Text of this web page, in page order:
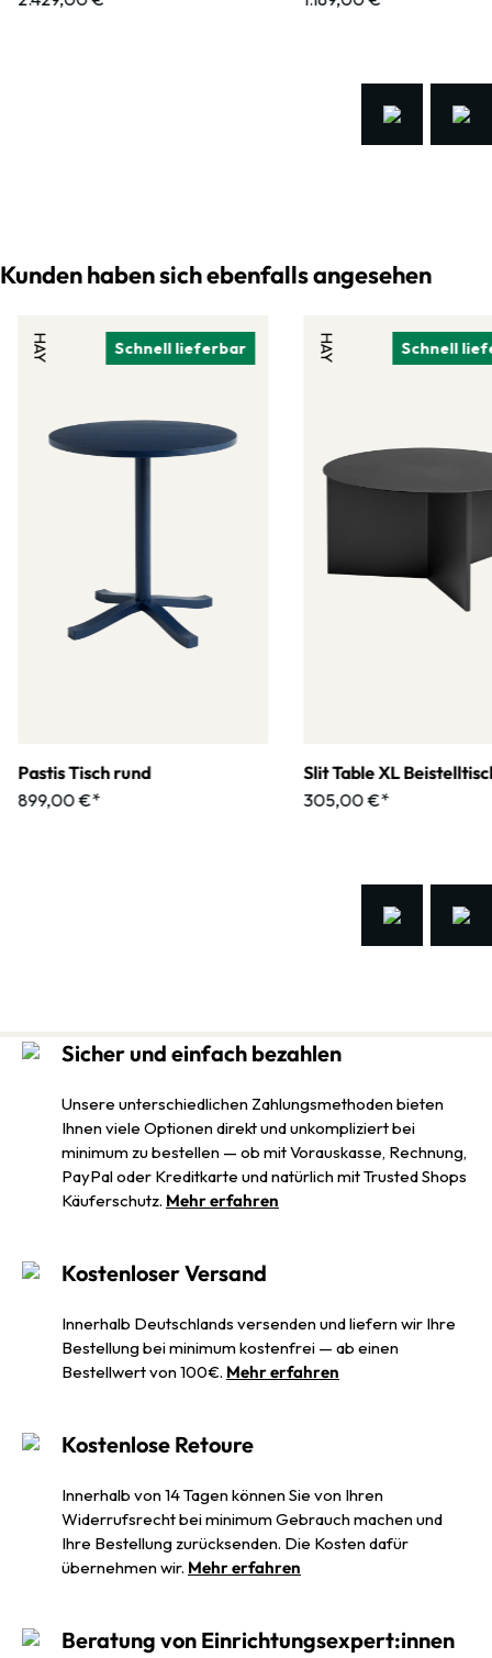
Kunden haben sich ebenfalls angesehen
Schnell lieferbar
HAY
Pastis Tisch rund
899,00 €*
Schnell
HAY
Slit Table XL
305,00 €*
Sicher und einfach bezahlen
Unsere unterschiedlichen Zahlungsmethoden bieten
Ihnen viele Optionen direkt und unkompliziert bei
minimum zu bestellen — ob mit Vorauskasse, Rechnung,
PayPal oder Kreditkarte und natürlich mit Trusted Shops
Käuferschutz. Mehr erfahren
Kostenloser Versand
Innerhalb Deutschlands versenden und liefern wir Ihre
Bestellung bei minimum kostenfrei — ab einen
Bestellwert von 100€. Mehr erfahren
Kostenlose Retoure
Innerhalb von 14 Tagen können Sie von Ihren
Widerrufsrecht bei minimum Gebrauch machen und
Ihre Bestellung zurücksenden. Die Kosten dafür
übernehmen wir. Mehr erfahren
Beratung von Einrichtungsexpert:innen